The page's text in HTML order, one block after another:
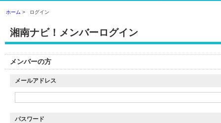
ホーム ログイン
湘南ナビ！メンバーログイン
メンバーの方
メールアドレス
パスワード